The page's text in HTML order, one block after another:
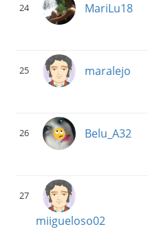
24 MariLu18
25 maralejo
26 Belu_A32
27
miigueloso02